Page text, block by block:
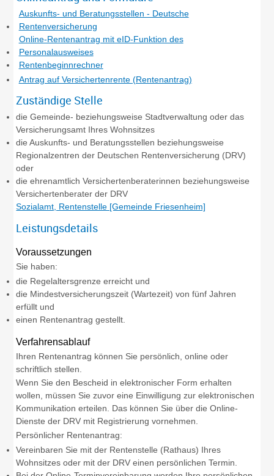
Auskunfts- und Beratungsstellen - Deutsche
Rentenversicherung
Online-Rentenantrag mit eID-Funktion des
Personalausweises
Rentenbeginnrechner
Antrag auf Versichertenrente (Rentenantrag)
Zuständige Stelle
die Gemeinde- beziehungsweise Stadtverwaltung oder das
Versicherungsamt Ihres Wohnsitzes
die Auskunfts- und Beratungsstellen beziehungsweise
Regionalzentren der Deutschen Rentenversicherung (DRV)
oder
die ehrenamtlich Versichertenberaterinnen beziehungsweise
Versichertenberater der DRV
Sozialamt, Rentenstelle [Gemeinde Friesenheim]
Leistungsdetails
Voraussetzungen
Sie haben:
die Regelaltersgrenze erreicht und
die Mindestversicherungszeit (Wartezeit) von fünf Jahren
erfüllt und
einen Rentenantrag gestellt.
Verfahrensablauf
Ihren Rentenantrag können Sie persönlich, online oder
schriftlich stellen.
Wenn Sie den Bescheid in elektronischer Form erhalten
wollen, müssen Sie zuvor eine Einwilligung zur elektronischen
Kommunikation erteilen. Das können Sie über die Online-
Dienste der DRV mit Registrierung vornehmen.
Persönlicher Rentenantrag:
Vereinbaren Sie mit der Rentenstelle (Rathaus) Ihres
Wohnsitzes oder mit der DRV einen persönlichen Termin.